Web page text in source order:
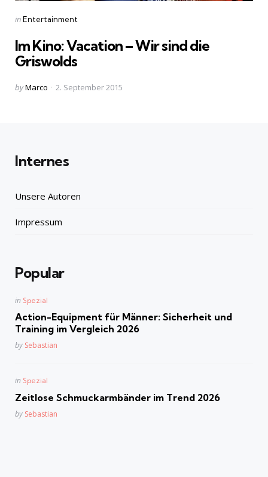
Categories
Posted
inEntertainment
Im Kino: Vacation – Wir sind die
Griswolds
Posted
byMarco 2. September 2015
Internes
Unsere Autoren
Impressum
Popular
Posted
in Spezial
Action-Equipment für Männer: Sicherheit und
Training im Vergleich 2026
Posted
by Sebastian
Posted
in Spezial
Zeitlose Schmuckarmbänder im Trend 2026
Posted
by Sebastian